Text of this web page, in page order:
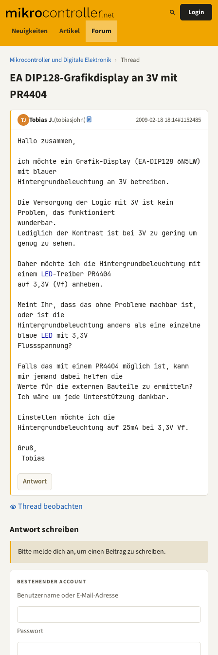
Neuigkeiten Artikel Forum
Login
Mikrocontroller und Digitale Elektronik › Thread
EA DIP128-Grafikdisplay an 3V mit
PR4404
TJ Tobias J.(tobiasjohn) 2009-02-18 18:14#1152485
Hallo zusammen,
ich möchte ein Grafik-Display (EA-DIP128 6N5LW)
mit blauer
Hintergrundbeleuchtung an 3V betreiben.
Die Versorgung der Logic mit 3V ist kein
Problem, das funktioniert
wunderbar.
Lediglich der Kontrast ist bei 3V zu gering um
genug zu sehen.
Daher möchte ich die Hintergrundbeleuchtung mit
einem LED-Treiber PR4404
auf 3,3V (Vf) anheben.
Meint Ihr, dass das ohne Probleme machbar ist,
oder ist die
Hintergrundbeleuchtung anders als eine einzelne
blaue LED mit 3,3V
Flussspannung?
Falls das mit einem PR4404 möglich ist, kann
mir jemand dabei helfen die
Werte für die externen Bauteile zu ermitteln?
Ich wäre um jede Unterstützung dankbar.
Einstellen möchte ich die
Hintergrundbeleuchtung auf 25mA bei 3,3V Vf.
Gruß,
Tobias
Antwort
Thread beobachten
Antwort schreiben
Bitte melde dich an, um einen Beitrag zu schreiben.
BESTEHENDER ACCOUNT
Benutzername oder E-Mail-Adresse
Passwort